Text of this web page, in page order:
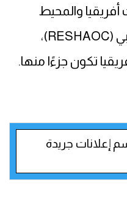
والمحيط
الهندي ومنطقة البحر الكاريبي (RESHAOC)،
تكون جزءًا منها.
إعلانات جريدة